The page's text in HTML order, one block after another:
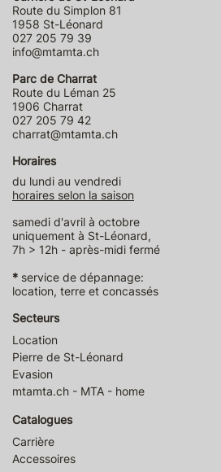
Route du Simplon 81
1958 St-Léonard
027 205 79 39
info@mtamta.ch
Parc de Charrat
Route du Léman 25
1906 Charrat
027 205 79 42
charrat@mtamta.ch
Horaires
du lundi au vendredi
horaires selon la saison
samedi d'avril à octobre
uniquement à St-Léonard,
7h > 12h - après-midi fermé
* service de dépannage:
location, terre et concassés
Secteurs
Location
Pierre de St-Léonard
Evasion
mtamta.ch - MTA - home
Catalogues
Carrière
Accessoires